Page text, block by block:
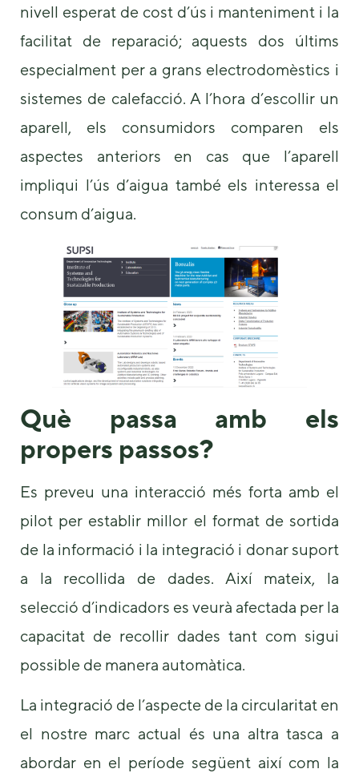
nivell esperat de cost d’ús i manteniment i la
facilitat de reparació; aquests dos últims
especialment per a grans electrodomèstics i
sistemes de calefacció. A l’hora d’escollir un
aparell, els consumidors comparen els
aspectes anteriors en cas que l’aparell
impliqui l’ús d’aigua també els interessa el
consum d’aigua.
Què passa amb els
propers passos?
Es preveu una interacció més forta amb el
pilot per establir millor el format de sortida
de la informació i la integració i donar suport
a la recollida de dades. Així mateix, la
selecció d’indicadors es veurà afectada per la
capacitat de recollir dades tant com sigui
possible de manera automàtica.
La integració de l’aspecte de la circularitat en
el nostre marc actual és una altra tasca a
abordar en el període següent així com la